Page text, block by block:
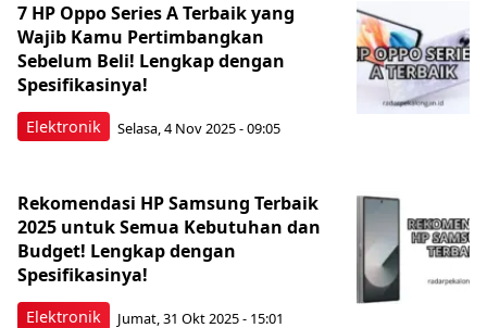
Elektronik
7 HP Oppo Series A Terbaik yang
Wajib Kamu Pertimbangkan
Sebelum Beli! Lengkap dengan
Spesifikasinya!
Selasa, 4 Nov 2025 - 09:05
Elektronik
Rekomendasi HP Samsung Terbaik
2025 untuk Semua Kebutuhan dan
Budget! Lengkap dengan
Spesifikasinya!
Jumat, 31 Okt 2025 - 15:01